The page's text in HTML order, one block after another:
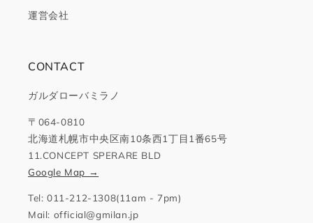
運営会社
CONTACT
ガルダローバミラノ
〒064-0810
北海道札幌市中央区南10条西1丁目1番65号
11.CONCEPT SPERARE BLD
Google Map →
Tel: 011-212-1308(11am - 7pm)
Mail: official@gmilan.jp